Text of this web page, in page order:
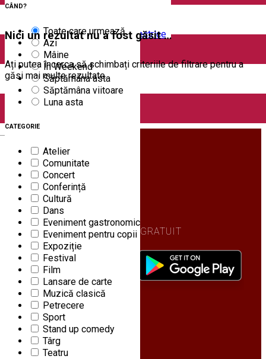
English
Taxi
Încărcare vehicule electrice
CÂND?
Toate care urmează
Azi
Mâine
În Weekend
Săptămâna asta
Săptămâna viitoare
Luna asta
CATEGORIE
Atelier
Comunitate
Concert
Conferință
Cultură
Dans
Eveniment gastronomic
Eveniment pentru copii
Expoziție
Festival
Film
Lansare de carte
Muzică clasică
Petrecere
Sport
Stand up comedy
Târg
Teatru
Nici un rezultat nu a fost găsit …
Ați putea încerca să schimbați criteriile de filtrare pentru a
găsi mai multe rezultate.
DESCARCĂ GRATUIT
URMĂREȘTE-NE PE